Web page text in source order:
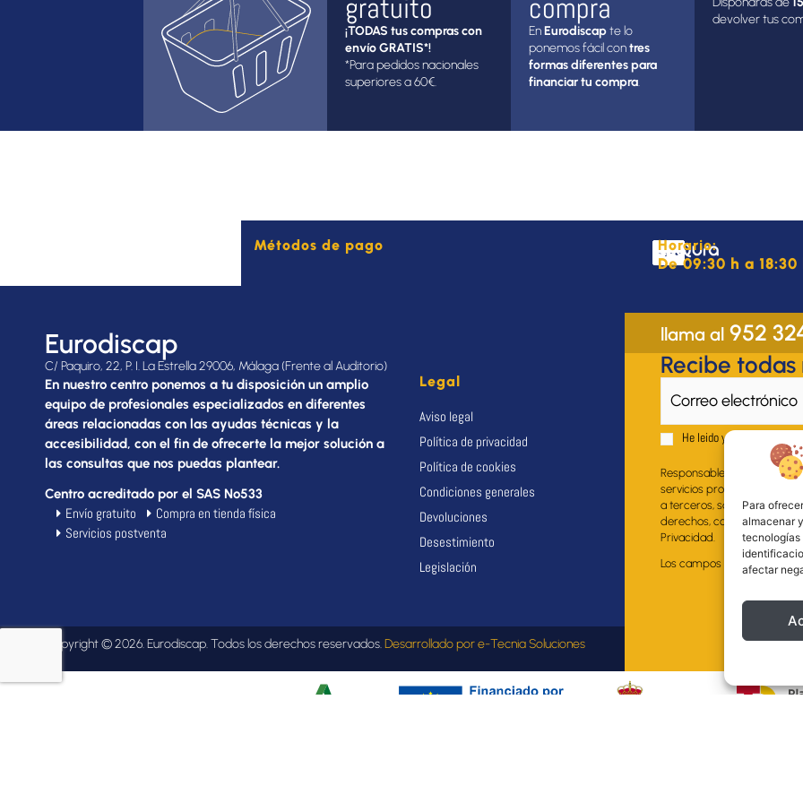
Para
almacenar
tecnologías
afectar
gratuito
¡TODAS tus compras con
envío GRATIS*!
*Para pedidos nacionales
superiores a 60€.
compra
EnEurodiscapte lo
ponemos fácil contres
formas diferentes para
financiar tu compra.
devolver tus
Métodos de pago Horario:
De 09:30 h a 18:30
Eurodiscap
C/ Paquiro, 22, P. I. La Estrella 29006, Málaga (Frente al Auditorio)
En nuestro centro ponemos a tu disposición un amplio
equipo de profesionales especializados en diferentes
áreas relacionadas con las ayudas técnicas y la
accesibilidad, con el fin de ofrecerte la mejor solución a
las consultas que nos puedas plantear.
Centro acreditado por el SAS Nº533
Envío gratuito
Compra en tienda física
Servicios postventa
Legal
Aviso legal
Política de privacidad
Política de cookies
Condiciones generales
Devoluciones
Desestimiento
Legislación
llama al 952
Recibe
He leido y acepto el
Responsable del fichero:
servicios propios al suscrito.
a terceros, salvo obligación
derechos, como se explica
Privacidad.
Los campos marcados con
Copyright © 2026. Eurodiscap. Todos los derechos reservados.Desarrollado pore-Tecnia Soluciones